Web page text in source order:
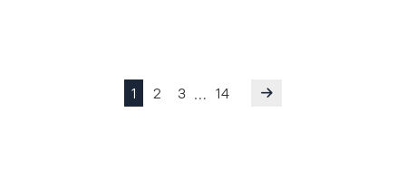
1 2 3 … 14